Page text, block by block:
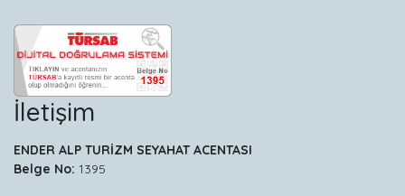
İletişim
ENDER ALP TURİZM SEYAHAT ACENTASI
Belge No: 1395